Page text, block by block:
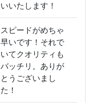
いいたします！
スピードがめちゃ
早いです！それで
いてクオリティも
バッチリ。ありが
とうございまし
た！